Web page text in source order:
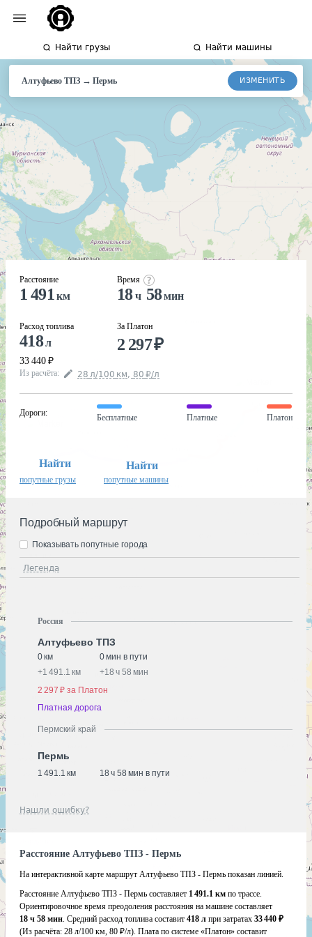
Найти грузы Найти машины
Алтуфьево ТПЗ→Пермь ИЗМЕНИТЬ
Расстояние
1 491 км
Расход топлива
418л
33 440 ₽
Время
18ч 58мин
За Платон
2 297₽
Из расчёта: 28 л/100 км, 80 ₽/л
Дороги:
Бесплатные Платные Платон
Найти
попутные грузы
Найти
попутные машины
Подробный маршрут
Легенда
Показывать попутные города
Россия
Алтуфьево ТПЗ
0 км
0 мин в пути
+1 491.1 км +18 ч 58 мин
2 297 ₽ за Платон
Платная дорога
Пермский край
Пермь
1 491.1 км 18 ч 58 мин в пути
Нашли ошибку?
Расстояние Алтуфьево ТПЗ - Пермь
На интерактивной карте маршрут Алтуфьево ТПЗ - Пермь показан линией.
Расстояние Алтуфьево ТПЗ - Пермь составляет 1 491.1 км по трассе.
Ориентировочное время преодоления расстояния на машине составляет
18 ч 58 мин. Средний расход топлива составит 418 л при затратах 33 440 ₽
(Из расчёта: 28 л/100 км, 80 ₽/л). Плата по системе «Платон» составит